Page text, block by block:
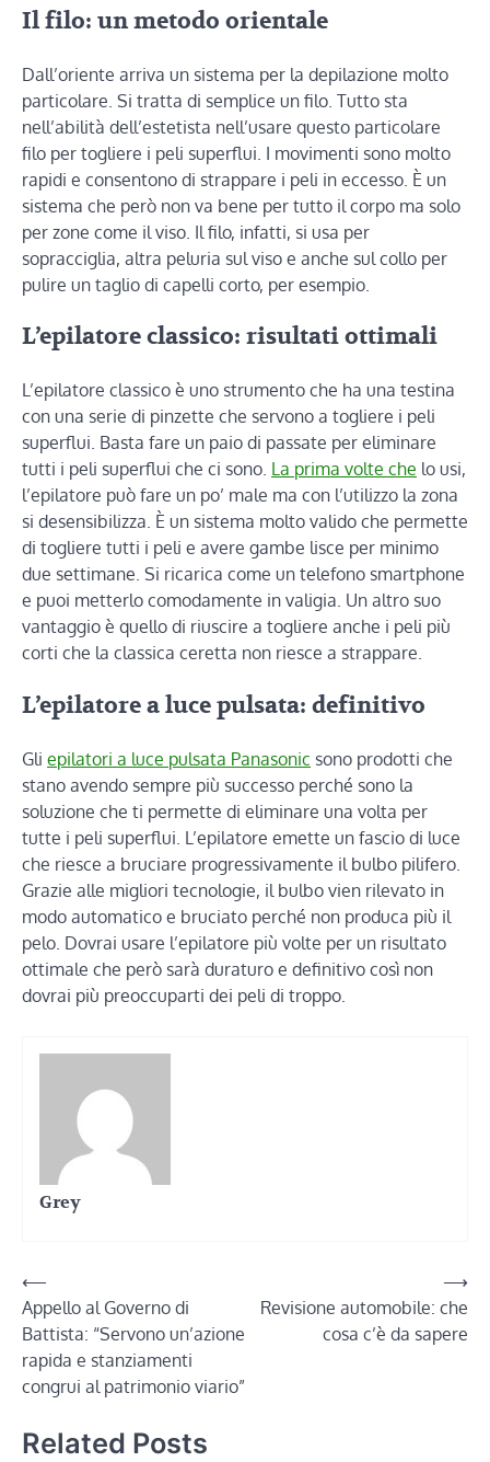
Il filo: un metodo orientale
Dall’oriente arriva un sistema per la depilazione molto
particolare. Si tratta di semplice un filo. Tutto sta
nell’abilità dell’estetista nell’usare questo particolare
filo per togliere i peli superflui. I movimenti sono molto
rapidi e consentono di strappare i peli in eccesso. È un
sistema che però non va bene per tutto il corpo ma solo
per zone come il viso. Il filo, infatti, si usa per
sopracciglia, altra peluria sul viso e anche sul collo per
pulire un taglio di capelli corto, per esempio.
L’epilatore classico: risultati ottimali
L’epilatore classico è uno strumento che ha una testina
con una serie di pinzette che servono a togliere i peli
superflui. Basta fare un paio di passate per eliminare
tutti i peli superflui che ci sono. La prima volte che lo usi,
l’epilatore può fare un po’ male ma con l’utilizzo la zona
si desensibilizza. È un sistema molto valido che permette
di togliere tutti i peli e avere gambe lisce per minimo
due settimane. Si ricarica come un telefono smartphone
e puoi metterlo comodamente in valigia. Un altro suo
vantaggio è quello di riuscire a togliere anche i peli più
corti che la classica ceretta non riesce a strappare.
L’epilatore a luce pulsata: definitivo
Gli epilatori a luce pulsata Panasonic sono prodotti che
stano avendo sempre più successo perché sono la
soluzione che ti permette di eliminare una volta per
tutte i peli superflui. L’epilatore emette un fascio di luce
che riesce a bruciare progressivamente il bulbo pilifero.
Grazie alle migliori tecnologie, il bulbo vien rilevato in
modo automatico e bruciato perché non produca più il
pelo. Dovrai usare l’epilatore più volte per un risultato
ottimale che però sarà duraturo e definitivo così non
dovrai più preoccuparti dei peli di troppo.
Grey
Navigazione
articoli
⟵
Appello al Governo di
Battista: “Servono un’azione
rapida e stanziamenti
congrui al patrimonio viario”
Revisione automobile: che
cosa c’è da sapere
⟶
Related Posts